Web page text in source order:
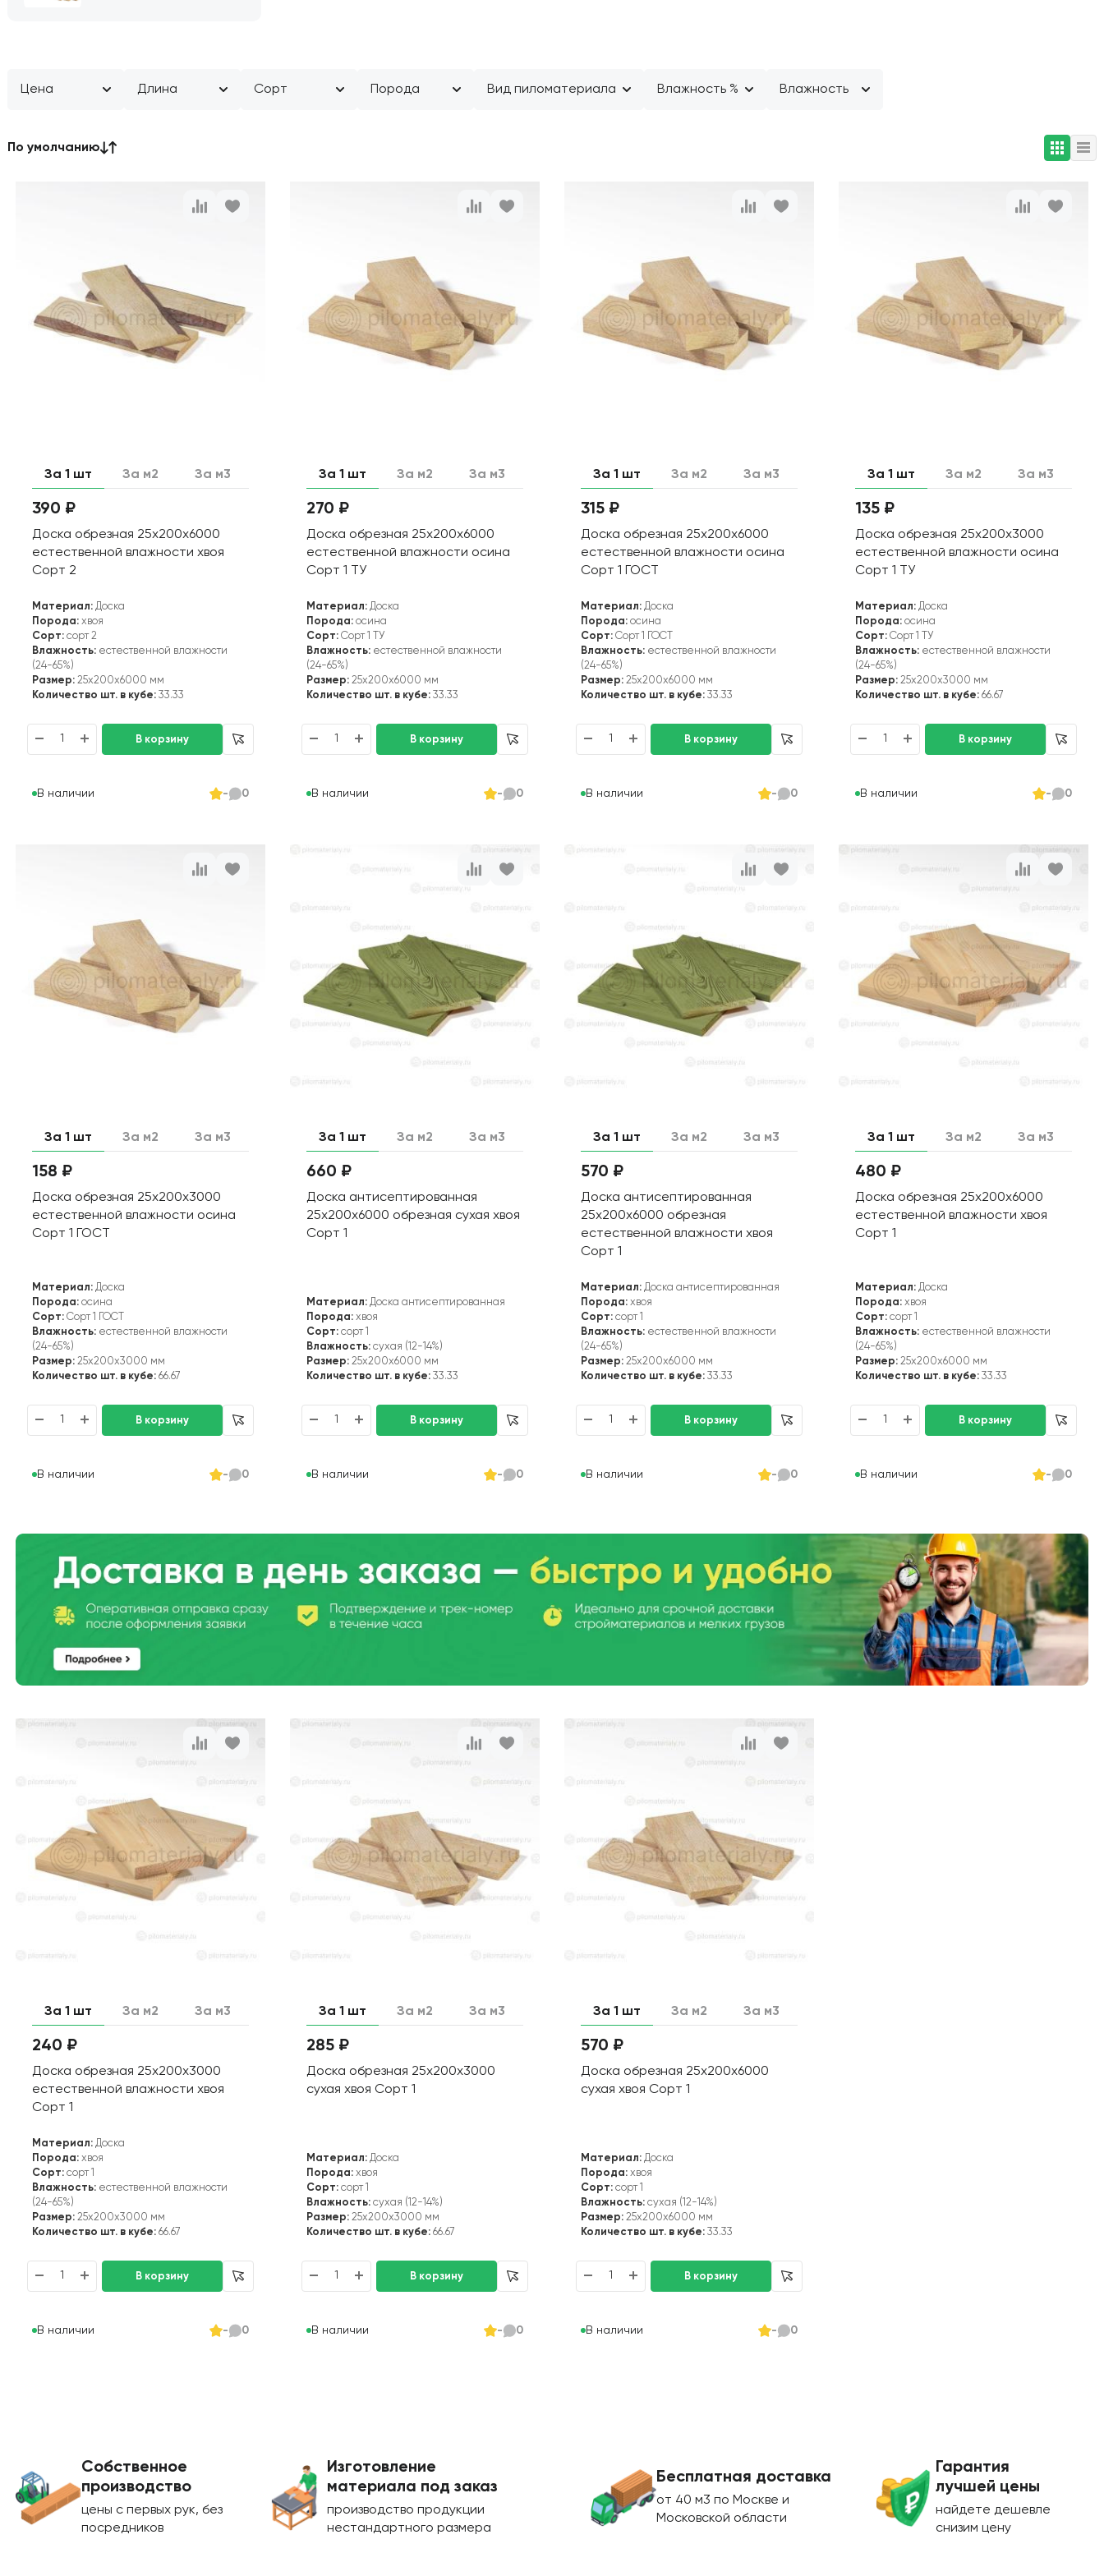
Цена Длина Сорт Порода Вид пиломатериала Влажность % Влажность
По умолчанию
За 1 шт За м2 За м3
390 ₽
Доска обрезная 25х200х6000
естественной влажности хвоя
Сорт 2
Материал:Доска
Порода:хвоя
Сорт:сорт 2
Влажность:естественной влажности
(24-65%)
Размер:25x200x6000 мм
Количество шт. в кубе:33.33
В наличии - 0
За 1 шт За м2 За м3
270 ₽
Доска обрезная 25х200х6000
естественной влажности осина
Сорт 1 ТУ
Материал:Доска
Порода:осина
Сорт:Сорт 1 ТУ
Влажность:естественной влажности
(24-65%)
Размер:25x200x6000 мм
Количество шт. в кубе:33.33
В наличии - 0
За 1 шт За м2 За м3
315 ₽
Доска обрезная 25х200х6000
естественной влажности осина
Сорт 1 ГОСТ
Материал: Доска
Порода: осина
Сорт: Сорт 1 ГОСТ
Влажность: естественной влажности
(24-65%)
Размер: 25x200x6000 мм
Количество шт. в кубе: 33.33
В наличии - 0
За 1 шт За м2 За м3
135 ₽
Доска обрезная 25х200х3000
естественной влажности осина
Сорт 1 ТУ
Материал: Доска
Порода: осина
Сорт: Сорт 1 ТУ
Влажность: естественной влажности
(24-65%)
Размер: 25x200x3000 мм
Количество шт. в кубе: 66.67
В наличии - 0
За 1 шт За м2 За м3
158 ₽
Доска обрезная 25х200х3000
естественной влажности осина
Сорт 1 ГОСТ
Материал:Доска
Порода:осина
Сорт:Сорт 1 ГОСТ
Влажность:естественной влажности
(24-65%)
Размер:25x200x3000 мм
Количество шт. в кубе:66.67
В наличии - 0
За 1 шт За м2 За м3
660 ₽
Доска антисептированная
25х200х6000 обрезная сухая хвоя
Сорт 1
Материал:Доска антисептированная
Порода:хвоя
Сорт:сорт 1
Влажность:сухая (12-14%)
Размер:25x200x6000 мм
Количество шт. в кубе:33.33
В наличии - 0
За 1 шт За м2 За м3
570 ₽
Доска антисептированная
25х200х6000 обрезная
естественной влажности хвоя
Сорт 1
Материал: Доска антисептированная
Порода: хвоя
Сорт: сорт 1
Влажность: естественной влажности
(24-65%)
Размер: 25x200x6000 мм
Количество шт. в кубе: 33.33
В наличии - 0
За 1 шт За м2 За м3
480 ₽
Доска обрезная 25х200х6000
естественной влажности хвоя
Сорт 1
Материал: Доска
Порода: хвоя
Сорт: сорт 1
Влажность: естественной влажности
(24-65%)
Размер: 25x200x6000 мм
Количество шт. в кубе: 33.33
В наличии - 0
За 1 шт За м2 За м3
240 ₽
Доска обрезная 25х200х3000
естественной влажности хвоя
Сорт 1
Материал:Доска
Порода:хвоя
Сорт:сорт 1
Влажность:естественной влажности
(24-65%)
Размер:25x200x3000 мм
Количество шт. в кубе:66.67
В наличии - 0
За 1 шт За м2 За м3
285 ₽
Доска обрезная 25х200х3000
сухая хвоя Сорт 1
Материал:Доска
Порода:хвоя
Сорт:сорт 1
Влажность:сухая (12-14%)
Размер:25x200x3000 мм
Количество шт. в кубе:66.67
В наличии - 0
За 1 шт За м2 За м3
570 ₽
Доска обрезная 25х200х6000
сухая хвоя Сорт 1
Материал: Доска
Порода: хвоя
Сорт: сорт 1
Влажность: сухая (12-14%)
Размер: 25x200x6000 мм
Количество шт. в кубе: 33.33
В наличии - 0
Собственное
производство
цены с первых рук, без
посредников
Изготовление
материала под заказ
производство продукции
нестандартного размера
Бесплатная доставка
от 40 м3 по Москве и
Московской области
Гарантия
лучшей цены
найдете дешевле
снизим цену